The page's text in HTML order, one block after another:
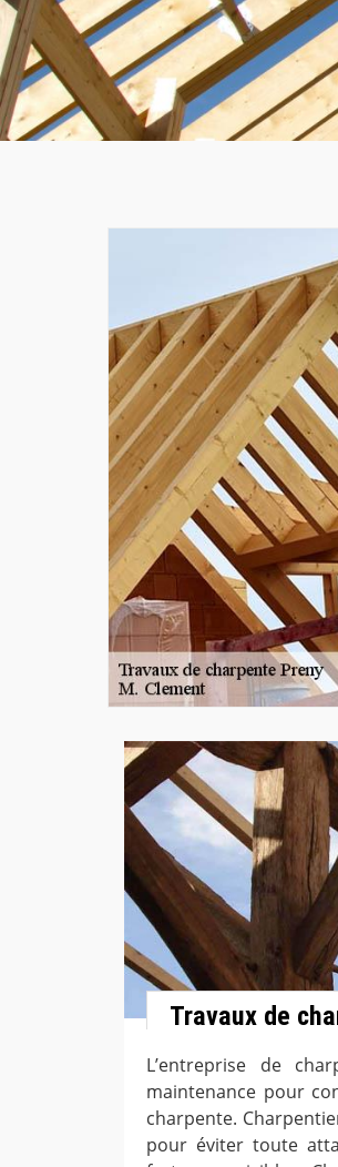
Travaux de
L’entreprise de
maintenance pour
charpente.
pour éviter toute